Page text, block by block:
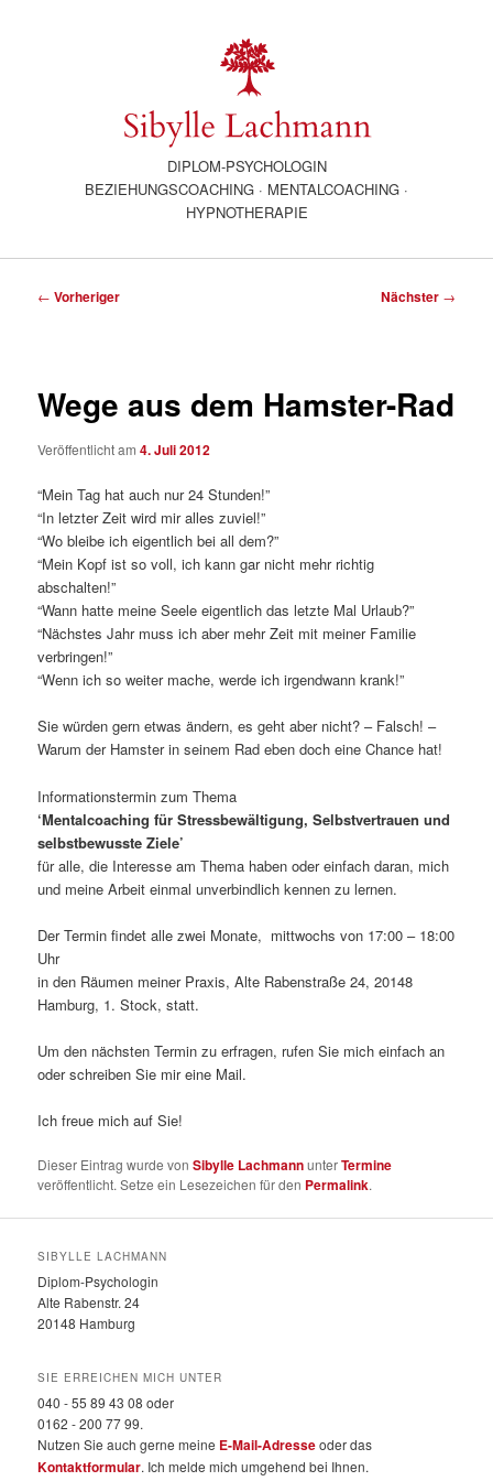
DIPLOM-PSYCHOLOGIN
BEZIEHUNGSCOACHING · MENTALCOACHING ·
HYPNOTHERAPIE
Beitragsnavigation
← Vorheriger Nächster →
Wege aus dem Hamster-Rad
Veröffentlicht am4. Juli 2012
“Mein Tag hat auch nur 24 Stunden!”
“In letzter Zeit wird mir alles zuviel!”
“Wo bleibe ich eigentlich bei all dem?”
“Mein Kopf ist so voll, ich kann gar nicht mehr richtig
abschalten!”
“Wann hatte meine Seele eigentlich das letzte Mal Urlaub?”
“Nächstes Jahr muss ich aber mehr Zeit mit meiner Familie
verbringen!”
“Wenn ich so weiter mache, werde ich irgendwann krank!”
Sie würden gern etwas ändern, es geht aber nicht? – Falsch! –
Warum der Hamster in seinem Rad eben doch eine Chance hat!
Informationstermin zum Thema
‘Mentalcoaching für Stressbewältigung, Selbstvertrauen und
selbstbewusste Ziele’
für alle, die Interesse am Thema haben oder einfach daran, mich
und meine Arbeit einmal unverbindlich kennen zu lernen.
Der Termin findet alle zwei Monate, mittwochs von 17:00 – 18:00
Uhr
in den Räumen meiner Praxis, Alte Rabenstraße 24, 20148
Hamburg, 1. Stock, statt.
Um den nächsten Termin zu erfragen, rufen Sie mich einfach an
oder schreiben Sie mir eine Mail.
Ich freue mich auf Sie!
Dieser Eintrag wurde vonSibylle LachmannunterTermine
veröffentlicht. Setze ein Lesezeichen für den Permalink.
SIBYLLE LACHMANN
Diplom-Psychologin
Alte Rabenstr. 24
20148 Hamburg
SIE ERREICHEN MICH UNTER
040 - 55 89 43 08 oder
0162 - 200 77 99.
Nutzen Sie auch gerne meine E-Mail-Adresseoder das
Kontaktformular. Ich melde mich umgehend bei Ihnen.